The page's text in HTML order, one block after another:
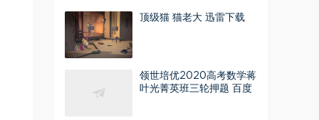
顶级猫 猫老大 迅雷下载
领世培优2020高考数学蒋
叶光菁英班三轮押题 百度